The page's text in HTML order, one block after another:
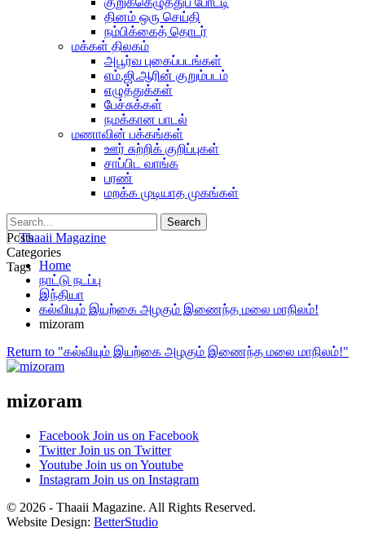
தினம் ஒரு செய்தி
நம்பிக்கைத் தொடர்
மக்கள் திலகம்
அபூர்வ புகைப்படங்கள்
எம்.ஜி.ஆரின் குறும்படம்
எழுத்துக்கள்
பேச்சுக்கள்
நமக்கான பாடல்
மணாவின் பக்கங்கள்
ஊர் சுற்றிக் குறிப்புகள்
சாப்பிட வாங்க
பரண்
மறக்க முடியாத முகங்கள்
Posts
Categories
Tags Home
நாட்டு நடப்பு
இந்தியா
கல்வியும் இயற்கை அழகும் இணைந்த மலை மாநிலம்!
mizoram
Return to "கல்வியும் இயற்கை அழகும் இணைந்த மலை மாநிலம்!"
mizoram
Facebook Join us on Facebook
Twitter Join us on Twitter
Youtube Join us on Youtube
Instagram Join us on Instagram
© 2026 - Thaaii Magazine. All Rights Reserved.
Website Design: BetterStudio